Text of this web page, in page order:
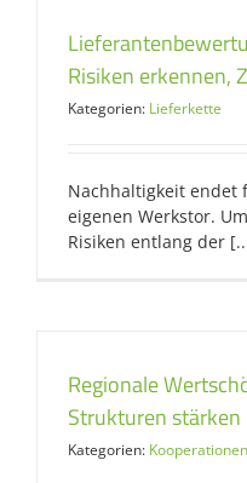
Risiken erkennen,
Kategorien: Lieferkette
Nachhaltigkeit endet
eigenen Werkstor.
Risiken entlang der
Regionale
Strukturen stärken
Kategorien: Kooperationen